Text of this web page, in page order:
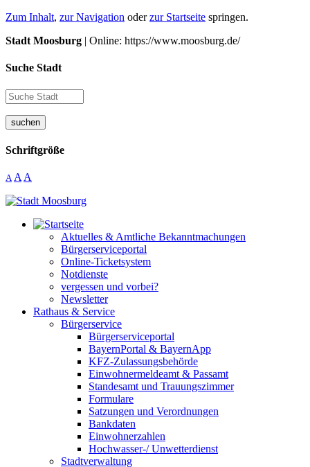
Zum Inhalt, zur Navigation oderzur Startseite springen.
Stadt Moosburg | Online: https://www.moosburg.de/
Suche Stadt
suchen
Schriftgröße
A A A
Aktuelles & Amtliche Bekanntmachungen
Bürgerserviceportal
Online-Ticketsystem
Notdienste
vergessen und vorbei?
Newsletter
Rathaus & Service
Bürgerservice
Bürgerserviceportal
BayernPortal & BayernApp
KFZ-Zulassungsbehörde
Einwohnermeldeamt & Passamt
Standesamt und Trauungszimmer
Formulare
Satzungen und Verordnungen
Bankdaten
Einwohnerzahlen
Hochwasser-/ Unwetterdienst
Stadtverwaltung